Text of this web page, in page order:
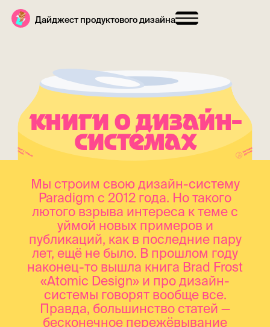
Дайджест продуктового дизайна
КНИГИ О ДИЗАЙН-
СИСТЕМАХ
Мы строим свою дизайн-систему
Paradigm с 2012 года. Но такого
лютого взрыва интереса к теме с
уймой новых примеров и
публикаций, как в последние пару
лет, ещё не было. В прошлом году
наконец-то вышла книга Brad Frost
«Atomic Design» и про дизайн-
системы говорят вообще все.
Правда, большинство статей —
бесконечное пережёвывание